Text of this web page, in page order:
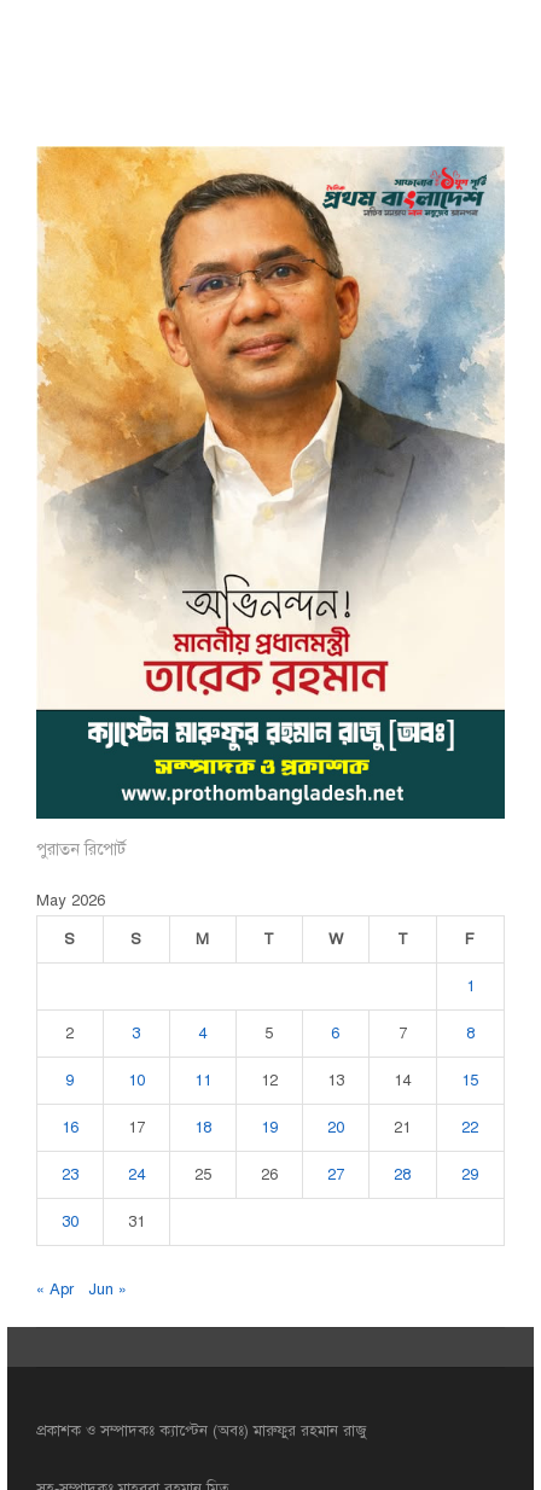
পুরাতন রিপোর্ট
May 2026
S
S M T W T F
1
2 3 4 5 6 7 8
9 10 11 12 13 14 15
16 17 18 19 20 21 22
23 24 25 26 27 28 29
30 31
« Apr Jun »
প্রকাশক ও সম্পাদকঃ ক্যাপ্টেন (অবঃ) মারুফুর রহমান রাজু